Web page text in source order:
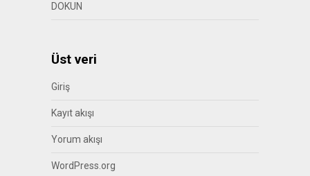
DOKUN
Üst veri
Giriş
Kayıt akışı
Yorum akışı
WordPress.org